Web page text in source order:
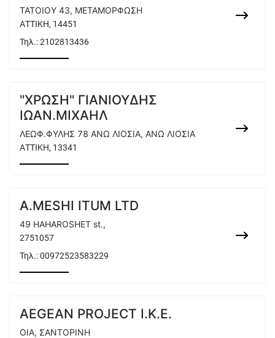
ΤΑΤΟΙΟΥ 43, ΜΕΤΑΜΟΡΦΩΣΗ
ΑΤΤΙΚΗ, 14451
Τηλ.:2102813436
"ΧΡΩΣΗ" ΓΙΑΝΙΟΥΔΗΣ
ΙΩΑΝ.ΜΙΧΑΗΛ
ΛΕΩΦ.ΦΥΛΗΣ 78 ΑΝΩ ΛΙΟΣΙΑ, ΑΝΩ ΛΙΟΣΙΑ
ΑΤΤΙΚΗ, 13341
A.MESHI ITUM LTD
49 HAHAROSHET st.,
2751057
Τηλ.:00972523583229
AEGEAN PROJECT I.K.E.
ΟΙΑ, ΣΑΝΤΟΡΙΝΗ